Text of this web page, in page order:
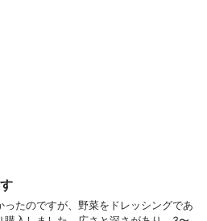
ったのですが、野菜をドレッシングであ